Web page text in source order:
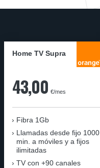
Home TV Supra
43,00 €/mes
Fibra 1Gb
Llamadas desde fijo 1000
min. a móviles y a fijos
ilimitadas
TV con +90 canales